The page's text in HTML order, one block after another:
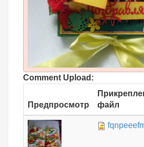
Comment Upload:
Предпросмотр
файл